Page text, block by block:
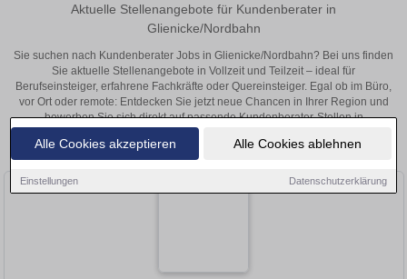
Alle Cookies akzeptieren Alle Cookies ablehnen
Einstellungen Datenschutzerklärung
Aktuelle Stellenangebote für Kundenberater in
Glienicke/Nordbahn
Sie suchen nach Kundenberater Jobs in Glienicke/Nordbahn? Bei uns finden
Sie aktuelle Stellenangebote in Vollzeit und Teilzeit – ideal für
Berufseinsteiger, erfahrene Fachkräfte oder Quereinsteiger. Egal ob im Büro,
vor Ort oder remote: Entdecken Sie jetzt neue Chancen in Ihrer Region und
bewerben Sie sich direkt auf passende Kundenberater-Stellen in
Glienicke/Nordbahn!